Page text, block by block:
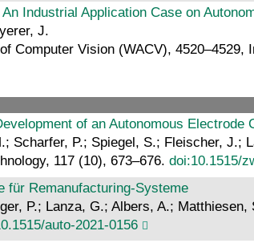
Industrial Application Case on
J.
Computer Vision (WACV),
of an Autonomous Electrode
Scharfer, P.; Spiegel, S.; Fleischer, J.;
117 (10), 673–676. doi:10.1515/
für Remanufacturing-Systeme
P.; Lanza, G.; Albers, A.; Matthiesen,
auto-2021-0156